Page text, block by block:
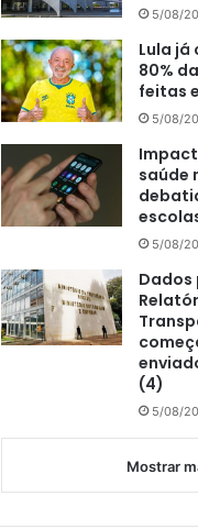
5/08/
Lula já
80%
feitas
5/08/
saúde
5/08/
Dados
(4)
5/08/
Mostrar